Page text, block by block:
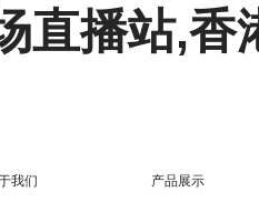
直播站,香
我们 产品展示